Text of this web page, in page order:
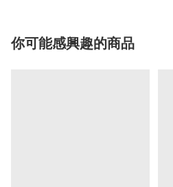
你可能感興趣的商品